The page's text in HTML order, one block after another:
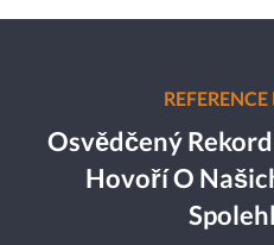
Osvědčený
Hovoří O